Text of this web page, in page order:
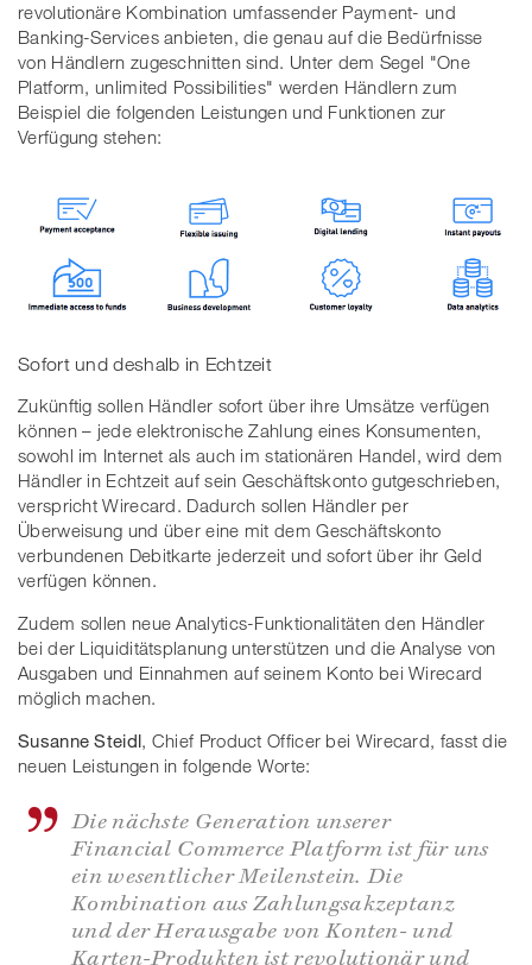
revolutionäre Kombination umfassender Payment- und
Banking-Services anbieten, die genau auf die Bedürfnisse
von Händlern zugeschnitten sind. Unter dem Segel "One
Platform, unlimited Possibilities" werden Händlern zum
Beispiel die folgenden Leistungen und Funktionen zur
Verfügung stehen:
Sofort und deshalb in Echtzeit
Zukünftig sollen Händler sofort über ihre Umsätze verfügen
können – jede elektronische Zahlung eines Konsumenten,
sowohl im Internet als auch im stationären Handel, wird dem
Händler in Echtzeit auf sein Geschäftskonto gutgeschrieben,
verspricht Wirecard. Dadurch sollen Händler per
Überweisung und über eine mit dem Geschäftskonto
verbundenen Debitkarte jederzeit und sofort über ihr Geld
verfügen können.
Zudem sollen neue Analytics-Funktionalitäten den Händler
bei der Liquiditätsplanung unterstützen und die Analyse von
Ausgaben und Einnahmen auf seinem Konto bei Wirecard
möglich machen.
Susanne Steidl, Chief Product Officer bei Wirecard, fasst die
neuen Leistungen in folgende Worte:
Die nächste Generation unserer
Financial Commerce Platform ist für uns
ein wesentlicher Meilenstein. Die
Kombination aus Zahlungsakzeptanz
und der Herausgabe von Konten- und
Karten-Produkten ist revolutionär und